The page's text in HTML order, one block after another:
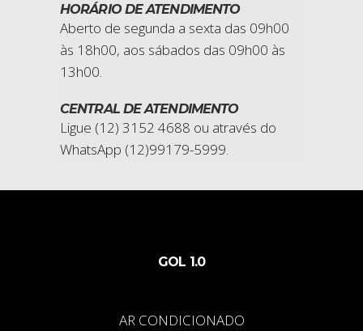
HORÁRIO DE ATENDIMENTO
Aberto de segunda a sexta das 09h00
às 18h00, aos sábados das 09h00 às
13h00.
CENTRAL DE ATENDIMENTO
Ligue (12) 3152 4688 ou através do
WhatsApp (12)99179-5999.
GOL 1.0
AR CONDICIONADO